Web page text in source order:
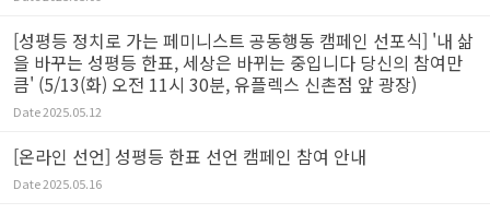
[성평등 정치로 가는 페미니스트 공동행동 캠페인 선포식] '내 삶
을 바꾸는 성평등 한표, 세상은 바뀌는 중입니다 당신의 참여만
큼' (5/13(화) 오전 11시 30분, 유플렉스 신촌점 앞 광장)
Date2025.05.12
[온라인 선언] 성평등 한표 선언 캠페인 참여 안내
Date2025.05.16